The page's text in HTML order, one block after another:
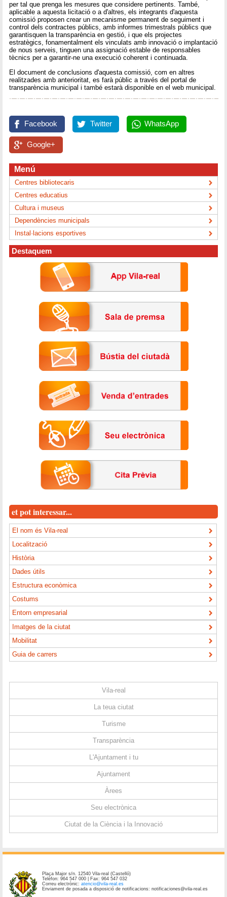
per tal que prenga les mesures que considere pertinents. També,
aplicable a aquesta licitació o a d'altres, els integrants d'aquesta
comissió proposen crear un mecanisme permanent de seguiment i
control dels contractes públics, amb informes trimestrals públics que
garantisquen la transparència en gestió, i que els projectes
estratègics, fonamentalment els vinculats amb innovació o implantació
de nous serveis, tinguen una assignació estable de responsables
tècnics per a garantir-ne una execució coherent i continuada.
El document de conclusions d'aquesta comissió, com en altres
realitzades amb anterioritat, es farà públic a través del portal de
transparència municipal i també estarà disponible en el web municipal.
Facebook Twitter WhatsApp
Google+
Menú
Centres bibliotecaris
Centres educatius
Cultura i museus
Dependències municipals
Instal·lacions esportives
Destaquem
et pot interessar...
El nom és Vila-real
Localització
Història
Dades útils
Estructura econòmica
Costums
Entorn empresarial
Imatges de la ciutat
Mobilitat
Guia de carrers
Vila-real
La teua ciutat
Turisme
Transparència
L'Ajuntament i tu
Ajuntament
Àrees
Seu electrònica
Ciutat de la Ciència i la Innovació
Plaça Major s/n. 12540 Vila-real (Castelló)
Telèfon: 964 547 000 | Fax: 964 547 032
Correu electrònic:atencio@vila-real.es
Enviament de posada a disposició de notificacions: notificaciones@vila-real.es